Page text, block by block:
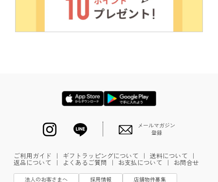
メールマガジン
登録
ご利用ガイド ｜ ギフトラッピングについて ｜ 送料について ｜
返品について ｜ よくあるご質問 ｜ お支払について ｜ お問合せ
法人のお客さまへ 採用情報 店舗物件募集